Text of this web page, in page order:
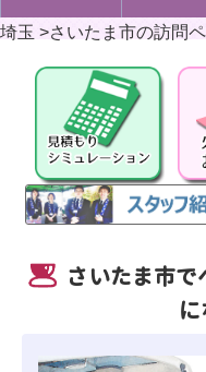
埼玉 >さいたま市の訪問
さいたま市で